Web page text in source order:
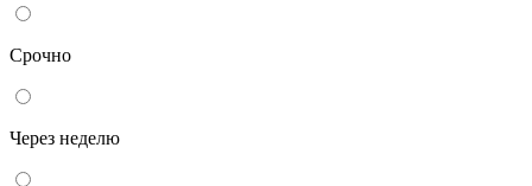
Срочно
Через неделю